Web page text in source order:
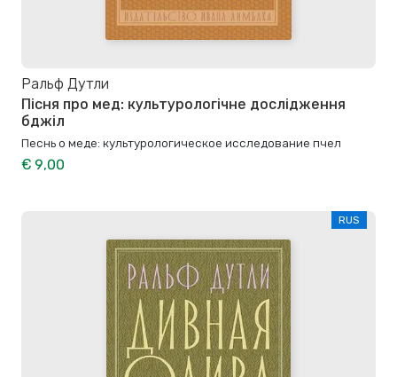
Ральф Дутли
Пісня про мед: культурологічне дослідження
бджіл
Песнь о меде: культурологическое исследование пчел
€ 9,00
RUS